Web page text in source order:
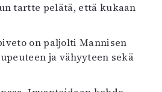
tartte pelätä, että kukaan
on paljolti Mannisen
ja vähyyteen sekä